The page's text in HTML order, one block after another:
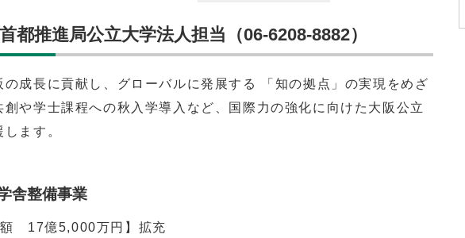
都推進局公立大学法人担当（06-6208-8882）
成長に貢献し、グローバルに発展する 「知の拠点」の実現をめざ
創や学士課程への秋入学導入など、国際力の強化に向けた大阪公立
ます。
舎整備事業
額 17億5,000万円】拡充